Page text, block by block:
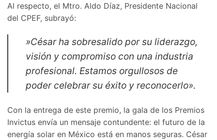
Al respecto, el Mtro. Aldo Díaz, Presidente Nacional
del CPEF, subrayó:
​»César ha sobresalido por su liderazgo,
visión y compromiso con una industria
profesional. Estamos orgullosos de
poder celebrar su éxito y reconocerlo».
​Con la entrega de este premio, la gala de los Premios
Invictus envía un mensaje contundente: el futuro de la
energía solar en México está en manos seguras. César